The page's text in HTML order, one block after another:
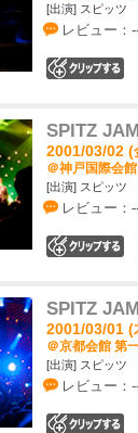
[出演] スピッツ
レビュー：
SPITZ
2001/03/02 (
＠神戸国際会
[出演] スピッツ
レビュー：
SPITZ
2001/03/01 (
＠京都会館 第
[出演] スピッツ
レビュー：